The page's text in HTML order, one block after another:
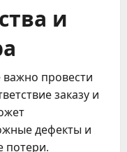
и
важно провести
заказу и
дефекты и
потери.